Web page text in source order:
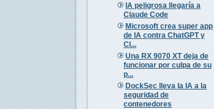
IA peligrosa llegaría a
Claude Code
Microsoft crea super app
de IA contra ChatGPT y
Cl...
Una RX 9070 XT deja de
funcionar por culpa de su
p...
DockSec lleva la IA a la
seguridad de
contenedores